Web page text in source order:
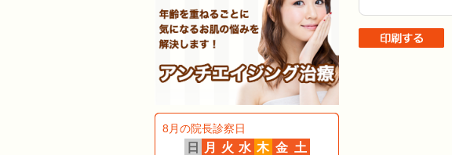
8月の院長診察日
日 月 火 水 木 金 土